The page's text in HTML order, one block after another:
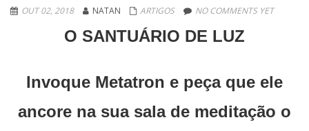
OUT 02, 2018 NATAN ARTIGOS NO COMMENTS YET
O SANTUÁRIO DE LUZ
Invoque Metatron e peça que ele
ancore na sua sala de meditação o